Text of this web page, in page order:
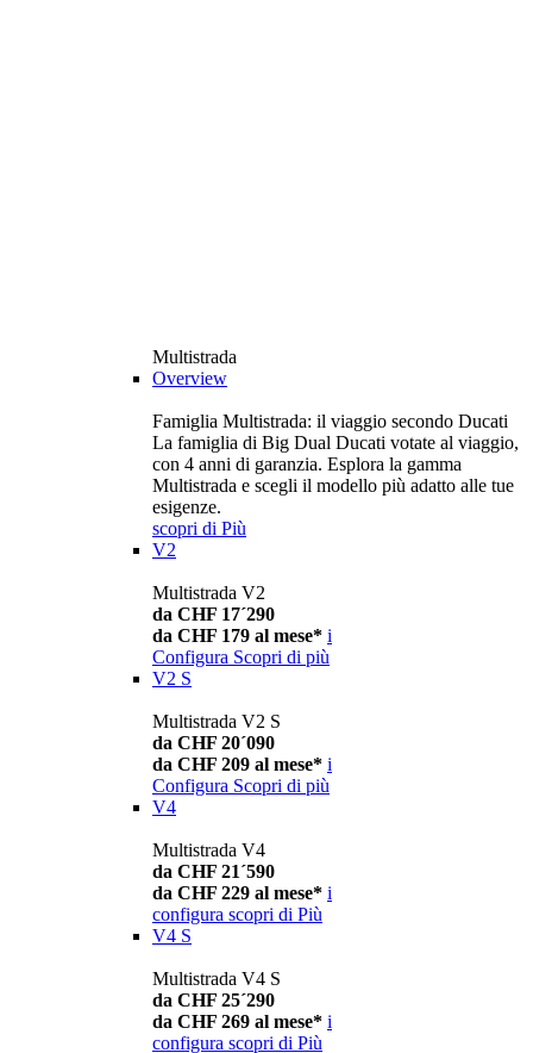
Multistrada
Overview
Famiglia Multistrada: il viaggio secondo Ducati
La famiglia di Big Dual Ducati votate al viaggio,
con 4 anni di garanzia. Esplora la gamma
Multistrada e scegli il modello più adatto alle tue
esigenze.
scopri di Più
V2
Multistrada V2
da CHF 17´290
da CHF 179 al mese* i
Configura Scopri di più
V2 S
Multistrada V2 S
da CHF 20´090
da CHF 209 al mese* i
Configura Scopri di più
V4
Multistrada V4
da CHF 21´590
da CHF 229 al mese* i
configura scopri di Più
V4 S
Multistrada V4 S
da CHF 25´290
da CHF 269 al mese* i
configura scopri di Più